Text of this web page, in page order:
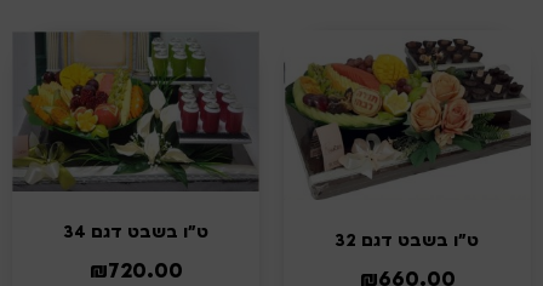
ט"ו בשבט דגם 32
₪660.00
ט"ו בשבט דגם 34
₪720.00